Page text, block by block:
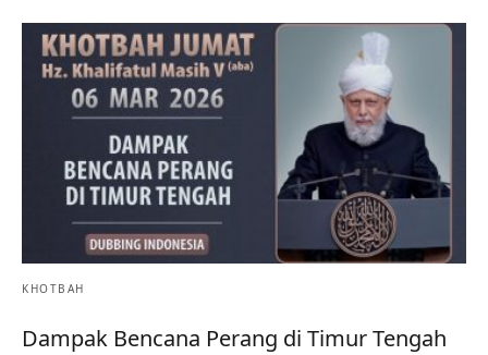
KHOTBAH
Dampak Bencana Perang di Timur Tengah